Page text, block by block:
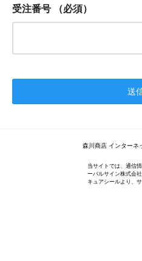
受注番号 （必須）
森川商店 インターネ
当サイトでは、通信
ーバルサイン株式会
キュアシールより、